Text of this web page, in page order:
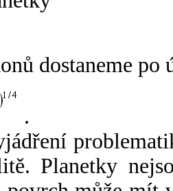
dostaneme po
.
Planetky